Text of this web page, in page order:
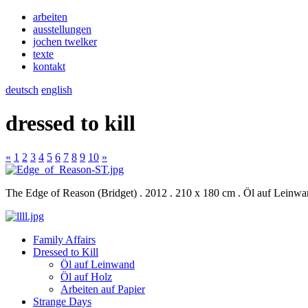
arbeiten
ausstellungen
jochen twelker
texte
kontakt
deutsch english
dressed to kill
« 1 2 3 4 5 6 7 8 9 10 »
The Edge of Reason (Bridget) . 2012 . 210 x 180 cm . Öl auf
Family Affairs
Dressed to Kill
Öl auf Leinwand
Öl auf Holz
Arbeiten auf Papier
Strange Days